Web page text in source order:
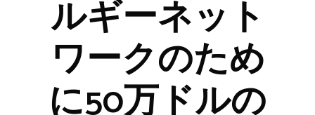
ルギーネット
ワークのため
に50万ドルの